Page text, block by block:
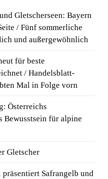
Gletscherseen: Bayern
/ Fünf sommerliche
und außergewöhnlich
für beste
/ Handelsblatt-
Mal in Folge vorn
Österreichs
Bewusstsein für alpine
Gletscher
präsentiert Safrangelb und